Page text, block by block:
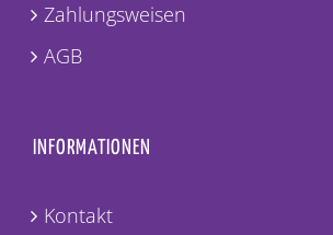
Zahlungsweisen
AGB
INFORMATIONEN
Kontakt